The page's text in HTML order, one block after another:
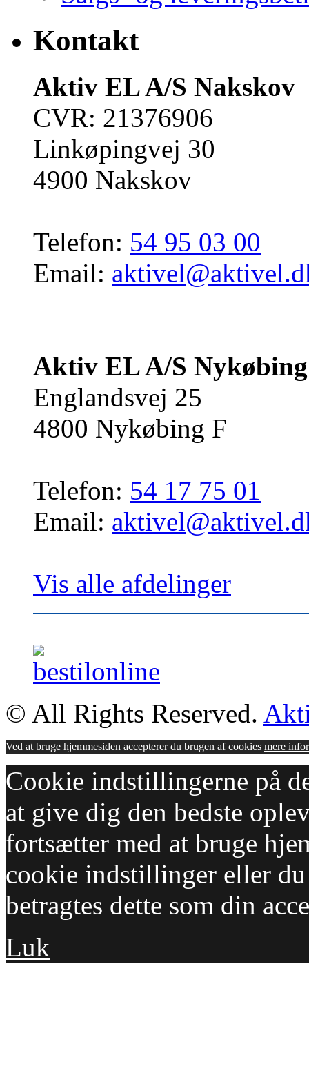
Kontakt
Aktiv EL A/S Nakskov
CVR: 21376906
Linkøpingvej 30
4900 Nakskov
Telefon: 54 95 03 00
Email:
Aktiv EL A/S
Englandsvej 25
4800 Nykøbing F
Telefon: 54 17 75 01
Email:
Vis alle afdelinger
© All Rights Reserved.
Ved at bruge hjemmesiden accepterer du brugen af cookies mere
Cookie indstillingerne på
at give dig den bedste
fortsætter med at bruge
cookie indstillinger eller
betragtes dette som din
Luk